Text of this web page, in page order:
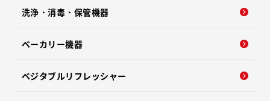
洗浄・消毒・保管機器
ベーカリー機器
ベジタブルリフレッシャー